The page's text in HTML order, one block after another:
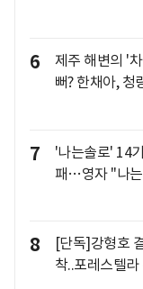
6
제주 해변의 '
뻐? 한채아, 청
7
'나는솔로' 14
패…영자 "나
8
[단독]강형호
착..포레스텔